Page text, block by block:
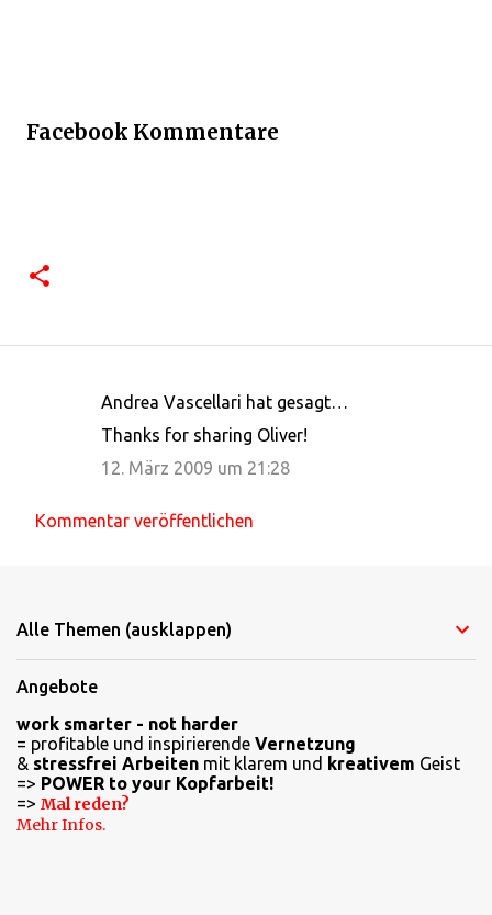
Facebook Kommentare
m
a
r
e
Andrea Vascellari hat gesagt…
Thanks for sharing Oliver!
12. März 2009 um 21:28
Kommentar veröffentlichen
Alle Themen (ausklappen)
Angebote
work smarter - not harder
= profitable und inspirierende Vernetzung
& stressfrei Arbeiten mit klarem und kreativem Geist
=> POWER to your Kopfarbeit!
=> Mal reden?
Mehr Infos.